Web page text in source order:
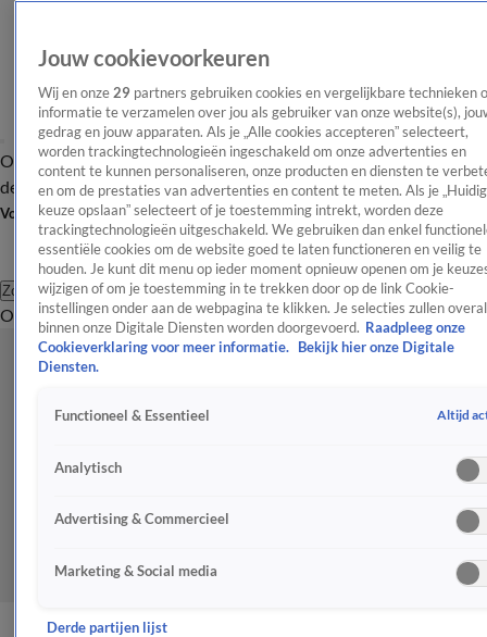
OverzichtAfleveringen Entertainment TV Algemeen
Tip
de redactieNieuwsbrief
Volg Shownieuws
Zoeken
OverzichtEntertainmentSpraakmakendRealityCrimeVideo's
Jouw cookievoorkeuren
Wij en onze 29 partners gebruiken cookies en vergelijkbare technieken
informatie te verzamelen over jou als gebruiker van onze website(s),
gedrag en jouw apparaten. Als je „Alle cookies accepteren” selecteert,
worden trackingtechnologieën ingeschakeld om onze advertenties en
content te kunnen personaliseren, onze producten en diensten te
en om de prestaties van advertenties en content te meten. Als je
keuze opslaan” selecteert of je toestemming intrekt, worden deze
trackingtechnologieën uitgeschakeld. We gebruiken dan enkel
essentiële cookies om de website goed te laten functioneren en veilig te
houden. Je kunt dit menu op ieder moment opnieuw openen om je
wijzigen of om je toestemming in te trekken door op de link Cookie-
instellingen onder aan de webpagina te klikken. Je selecties zullen overal
binnen onze Digitale Diensten worden doorgevoerd. Raadpleeg onze
Cookieverklaring voor meer informatie.
Bekijk hier onze Digitale
Diensten.
Functioneel & Essentieel Altijd
Analytisch
Advertising & Commercieel
Marketing & Social media
Derde partijen lijst